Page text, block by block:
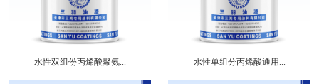
水性双组份丙烯酸聚氨... 水性单组分丙烯酸通用...